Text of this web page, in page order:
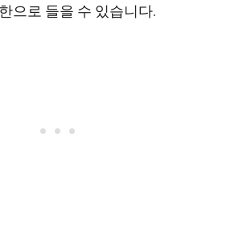
으로 들을 수 있습니다.